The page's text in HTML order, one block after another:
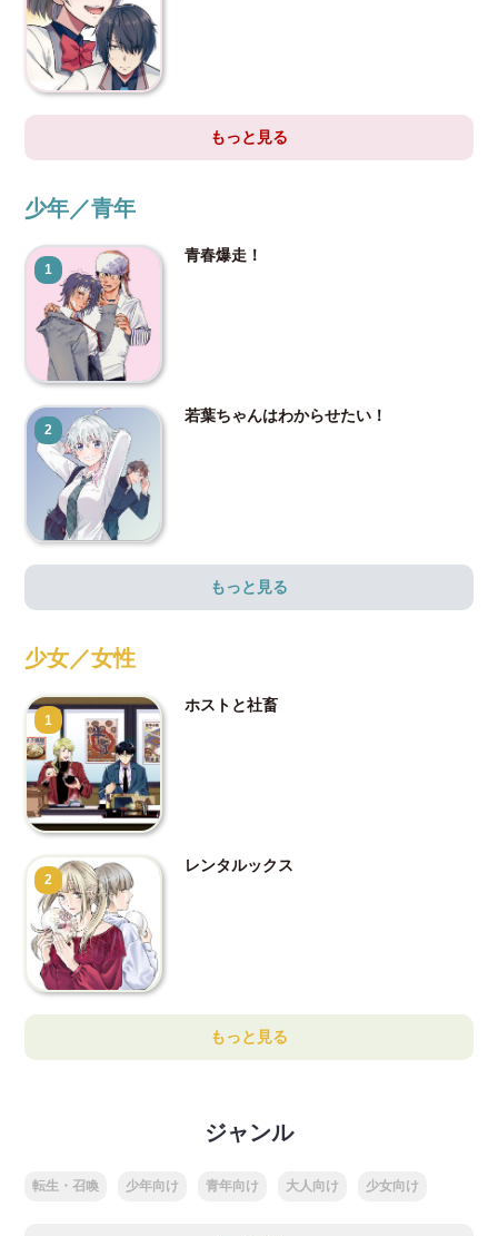
もっと見る
少年／青年
1
青春爆走！
2
若葉ちゃんはわからせたい！
もっと見る
少女／女性
1
ホストと社畜
2
レンタルックス
もっと見る
ジャンル
転生・召喚 少年向け 青年向け 大人向け 少女向け